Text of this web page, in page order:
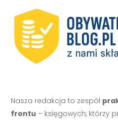
Nasza redakcja to zespół
frontu – księgowych, którzy